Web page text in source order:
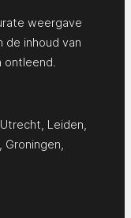
weergave
de inhoud van
Utrecht Leiden
Groningen